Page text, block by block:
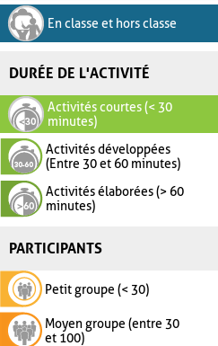
En classe et hors classe
DURÉE DE L'ACTIVITÉ
Activités courtes (< 30
minutes)
Activités développées
(Entre 30 et 60 minutes)
Activités élaborées (> 60
minutes)
PARTICIPANTS
Petit groupe (< 30)
Moyen groupe (entre 30
et 100)